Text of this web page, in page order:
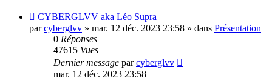
Nouveau
message
CYBERGLVV aka Léo Supra
parcyberglvv » mar. 12 déc. 2023 23:58 » dans Présentation
0 Réponses
47615 Vues
Dernier message parcyberglvv
mar. 12 déc. 2023 23:58